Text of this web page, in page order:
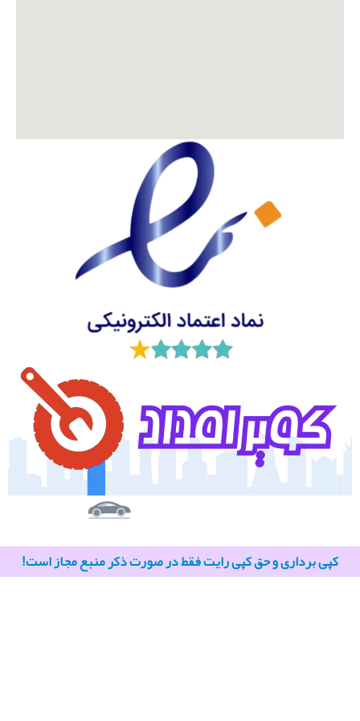
کپی برداری و حق کپی رایت فقط در صورت ذکر منبع مجاز است!